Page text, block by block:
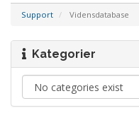
Support Vidensdatabase
Kategorier